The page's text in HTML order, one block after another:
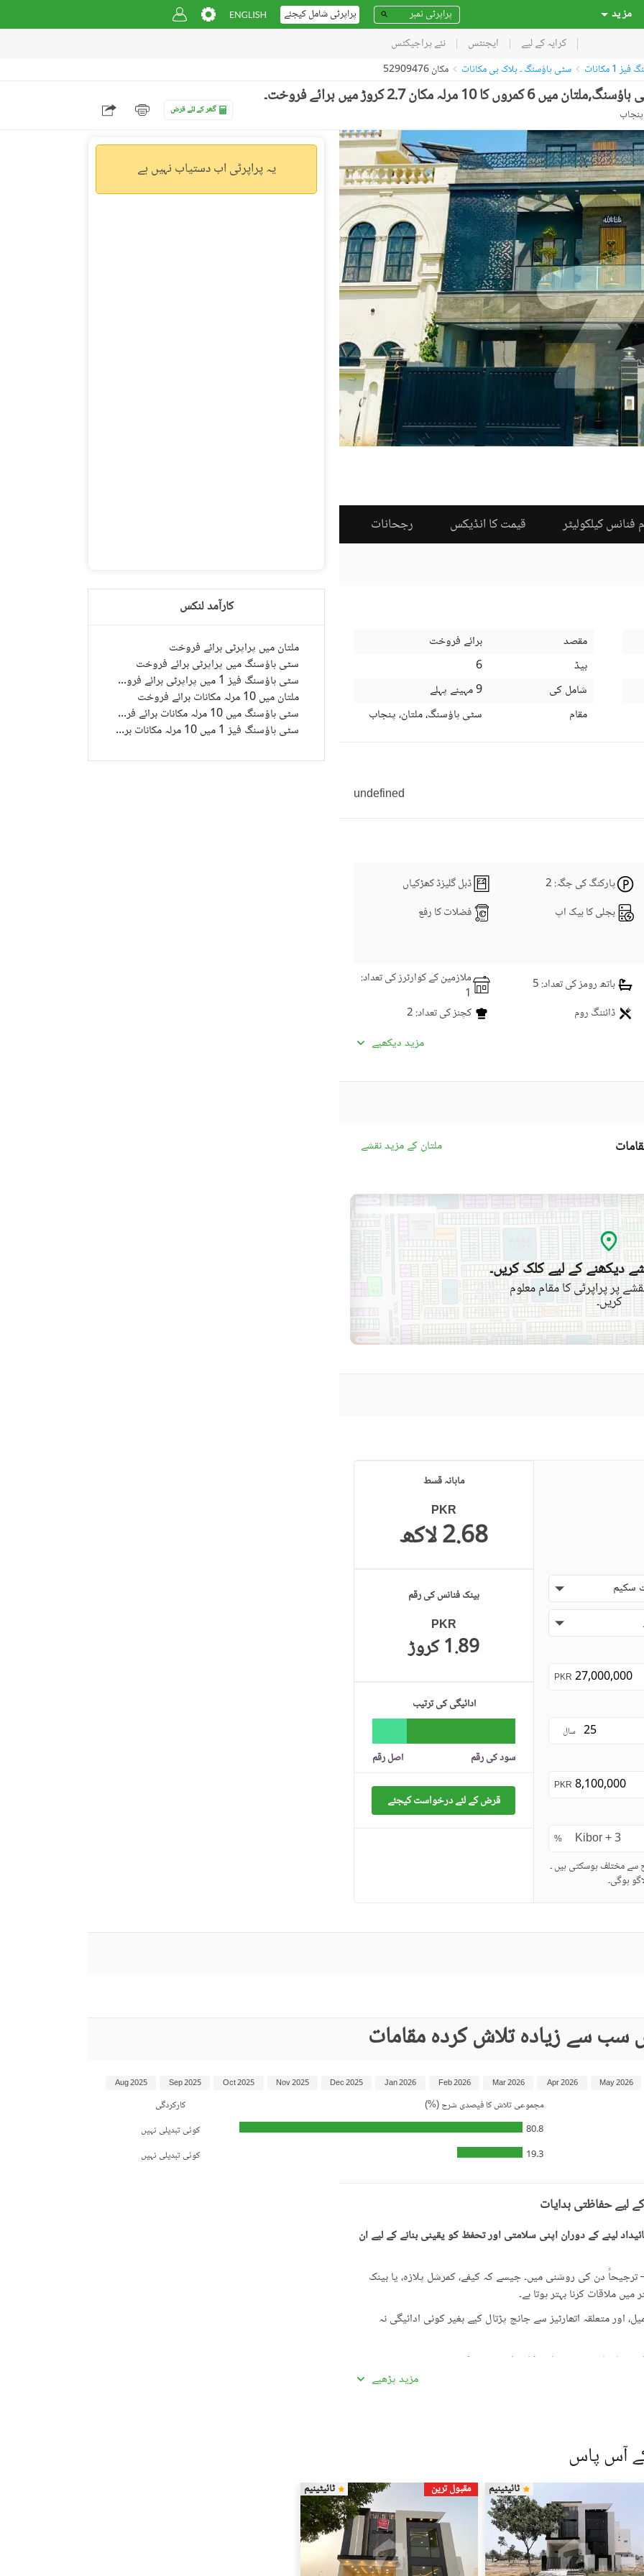
مز ید پراپرٹی شامل کیجئے
کرایہ کے لیے ایجنٹس نئے پراجیکٹس
مکانات سٹی ہاؤسنگ ۔ بلاک بی مکانات مکان 52909476
گھر کے لئے قرض
فنانس کیلکولیٹر قیمت کا انڈیکس رجحانات
مقصد
برائے فروخت
بیڈ
6
شامل کی
9 مہینے پہلے
مقام
سٹی ہاؤسنگ، ملتان، پنجاب
undefined
پارکنگ کی جگہ: 2
ڈبل گلیزڈ کھڑکیاں
بجلی کا بیک اپ
فضلات کا رفع
باتھ رومز کی تعداد: 5 ملازمین کے کوارٹرز کی تعداد:
1
ڈائننگ روم کچنز کی تعداد: 2
کمیونٹی جم
کمیونٹی سنٹر
جکوزی
قریبی ہسپتال
قریبی شاپنگ مالز
مزید دیکھیے
ملتان کے مزید نقشے
دیکھنے کے لیے کلک کریں۔
پر پراپرٹی کا مقام معلوم
کریں۔
سکیم
PKR
سال
PKR
%
سے مختلف ہوسکتی ہیں ۔
ہوگی۔
ماہانہ قسط
PKR
2.68 لاکھ
بینک فنانس کی رقم
PKR
1.89 کروڑ
ادائیگی کی ترتیب
سود کی رقم اصل رقم
قرض کے لئے درخواست کیجئے
سے زیادہ تلاش کردہ مقامات
مجموعی تلاش کا فیصدی شرح (%)
کارکردگی
80.8
کوئی تبدیلی نہیں
19.3 کوئی تبدیلی نہیں
May 2026
Apr 2026
Mar 2026
Feb 2026
Jan 2026
Dec 2025
Nov 2025
Oct 2025
Sep 2025
Aug 2025
لیے حفاظتی ہدایات
لینے کے دوران اپنی سلامتی اور تحفظ کو یقینی بنانے کے لیے ان
دن کی روشنی میں۔ جیسے کہ کیفے، کمرشل پلازہ، یا بینک
ملاقات کرنا بہتر ہوتا ہے۔
اور متعلقہ اتھارٹیز سے جانچ پڑتال کیے بغیر کوئی ادائیگی نہ
معلومات سے تفصیلات کا موازنہ ضرور کریں۔
اچھی لگیں۔ غیرمعمولی طور پر کم قیمتیں دھوکہ دہی کی
جائیداد پر کسی بھی قسم کی رکاوٹ یا تنازعے کی جانچ کریں۔
کسی قابل اعتماد شخص کو ساتھ لے جائیں۔
اپنی ذاتی یا مالی معلومات شیئر کرنے سے گریز کریں۔
کے لیے ذمہ دار نہیں ہے۔ تمام صارفین اپنے اشتہارات
خود ذمہ دار ہیں۔ کسی بھی معاہدے کو حتمی شکل دینے سے پہلے
مزید پڑھیے
یہ پراپرٹی اب دستیاب نہیں ہے
کارآمد لنکس
ملتان میں پراپرٹی برائے فروخت
سٹی ہاؤسنگ میں پراپرٹی برائے فروخت
سٹی ہاؤسنگ فیز 1 میں پراپرٹی برائے فروخت
ملتان میں 10 مرلہ مکانات برائے فروخت
سٹی ہاؤسنگ میں 10 مرلہ مکانات برائے فروخت
سٹی ہاؤسنگ فیز 1 میں 10 مرلہ مکانات برائے فروخت
آس پاس
مقبول ترین ٹائیٹینیم ٹائیٹینیم